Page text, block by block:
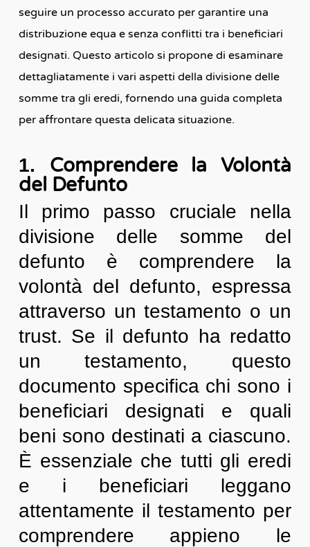
seguire un processo accurato per garantire una
distribuzione equa e senza conflitti tra i beneficiari
designati. Questo articolo si propone di esaminare
dettagliatamente i vari aspetti della divisione delle
somme tra gli eredi, fornendo una guida completa
per affrontare questa delicata situazione.
1. Comprendere la Volontà
del Defunto
Il primo passo cruciale nella
divisione delle somme del
defunto è comprendere la
volontà del defunto, espressa
attraverso un testamento o un
trust. Se il defunto ha redatto
un testamento, questo
documento specifica chi sono i
beneficiari designati e quali
beni sono destinati a ciascuno.
È essenziale che tutti gli eredi
e i beneficiari leggano
attentamente il testamento per
comprendere appieno le